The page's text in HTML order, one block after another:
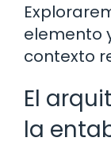
elemento
contexto
El
la